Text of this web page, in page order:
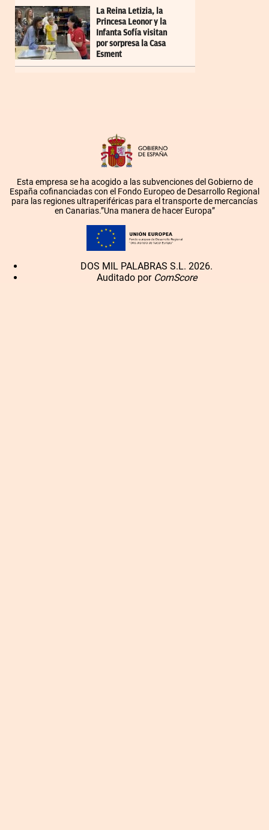
La Reina Letizia, la
Princesa Leonor y la
Infanta Sofía visitan
por sorpresa la Casa
Esment
Esta empresa se ha acogido a las subvenciones del Gobierno de
España cofinanciadas con el Fondo Europeo de Desarrollo Regional
para las regiones ultraperiféricas para el transporte de mercancías
en Canarias.”Una manera de hacer Europa”
DOS MIL PALABRAS S.L. 2026.
Auditado por ComScore